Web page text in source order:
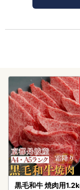
黒毛和牛 焼肉用